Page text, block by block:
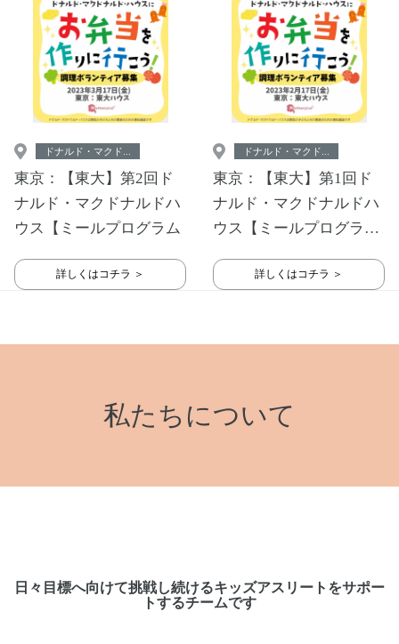
ドナルド・マクド...
東京：【東大】第2回ド
ナルド・マクドナルドハ
ウス【ミールプログラム
詳しくはコチラ ＞
ドナルド・マクド...
東京：【東大】第1回ド
ナルド・マクドナルドハ
ウス【ミールプログラ
詳しくはコチラ ＞
私たちについて
日々目標へ向けて挑戦し続けるキッズアスリートをサポー
トするチームです